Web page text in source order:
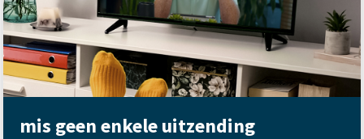
mis geen enkele uitzending